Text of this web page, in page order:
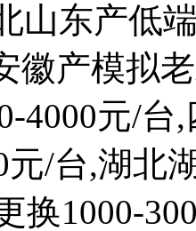
山东产低
徽产模拟
4000元/
元/台,湖北
换1000-